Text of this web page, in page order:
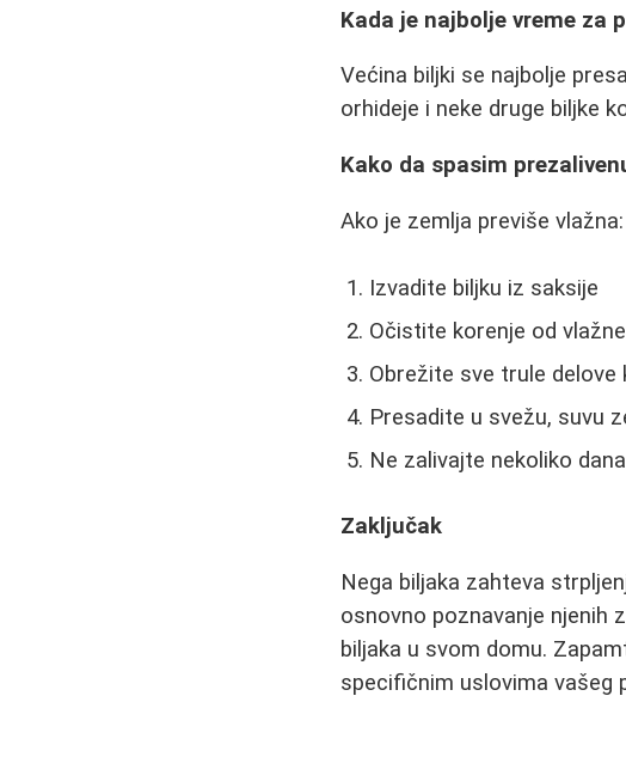
Kada je najbolje vreme za
Većina biljki se najbolje
orhideje i neke druge biljke
Kako da spasim
Ako je zemlja previše vlažna:
Izvadite biljku iz saksije
Očistite korenje od
Obrežite sve trule delove
Presadite u svežu, suvu
Ne zalivajte nekoliko dana
Zaključak
Nega biljaka zahteva
osnovno poznavanje njenih
biljaka u svom domu.
specifičnim uslovima vašeg